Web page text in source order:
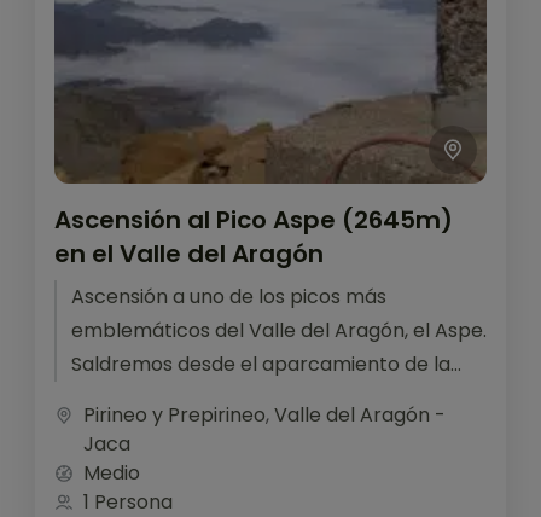
Ascensión al Pico Aspe (2645m)
en el Valle del Aragón
Ascensión a uno de los picos más
emblemáticos del Valle del Aragón, el Aspe.
Saldremos desde el aparcamiento de la
Pirineo y Prepirineo,Valle del Aragón -
Jaca
Medio
1 Persona